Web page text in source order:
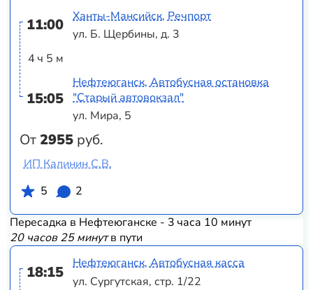
11:00
4 ч 5 м
15:05
От2955 руб.
Ханты-Мансийск, Речпорт
ул. Б. Щербины, д. 3
Нефтеюганск, Автобусная остановка
"Старый автовокзал"
ул. Мира, 5
ИП Калинин С.В.
5
2
Пересадка в Нефтеюганске - 3 часа 10 минут
20 часов 25 минутв пути
18:15
Нефтеюганск, Автобусная касса
ул. Сургутская, стр. 1/22